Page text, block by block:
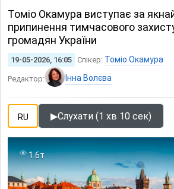
Томіо Окамура виступає за
припинення тимчасового
громадян України
19-05-2026, 16:05 Спікер: Томіо Окамура
Редактор: Інна Волєва
RU ▶Слухати (1 хв 10 сек)
1.6т